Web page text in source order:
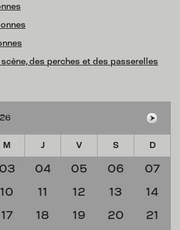
des perches et des passerelles
M J V S D
03 04 05 06
07
10 11 12 13
14
17 18 19 20
21